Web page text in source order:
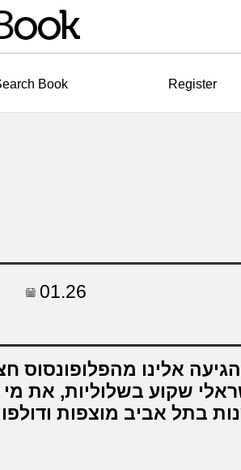
Book Register
01.26
שקוע בשלוליות, את
בתל אביב מוצפות